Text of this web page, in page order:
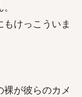
けっこういま
裸が彼らのカメ